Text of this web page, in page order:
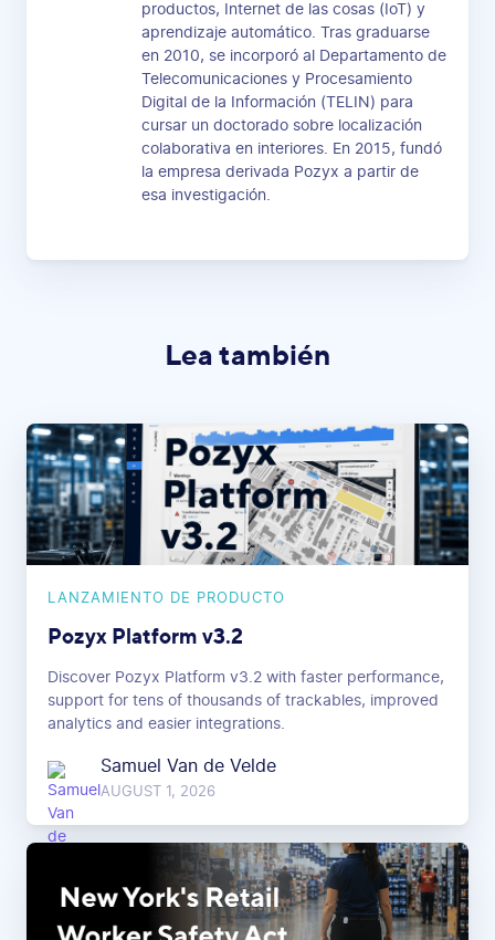
productos, Internet de las cosas (IoT) y
aprendizaje automático. Tras graduarse
en 2010, se incorporó al Departamento de
Telecomunicaciones y Procesamiento
Digital de la Información (TELIN) para
cursar un doctorado sobre localización
colaborativa en interiores. En 2015, fundó
la empresa derivada Pozyx a partir de
esa investigación.
Lea también
LANZAMIENTO DE PRODUCTO
Pozyx Platform v3.2
Discover Pozyx Platform v3.2 with faster performance,
support for tens of thousands of trackables, improved
analytics and easier integrations.
Samuel Van de Velde
AUGUST 1, 2026